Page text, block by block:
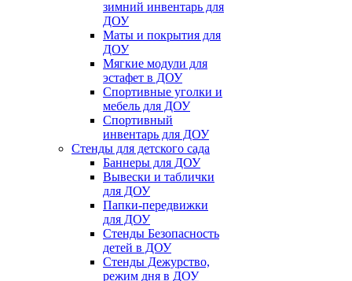
зимний инвентарь для
ДОУ
Маты и покрытия для
ДОУ
Мягкие модули для
эстафет в ДОУ
Спортивные уголки и
мебель для ДОУ
Спортивный
инвентарь для ДОУ
Стенды для детского сада
Баннеры для ДОУ
Вывески и таблички
для ДОУ
Папки-передвижки
для ДОУ
Стенды Безопасность
детей в ДОУ
Стенды Дежурство,
режим дня в ДОУ